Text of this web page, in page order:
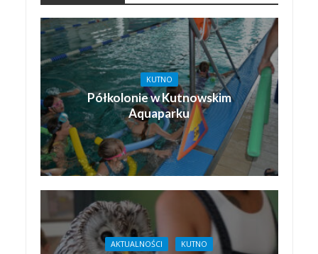
KUTNO
Półkolonie w Kutnowskim
Aquaparku
AKTUALNOŚCI KUTNO